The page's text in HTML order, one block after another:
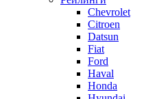
Chevrolet
Citroen
Datsun
Fiat
Ford
Haval
Honda